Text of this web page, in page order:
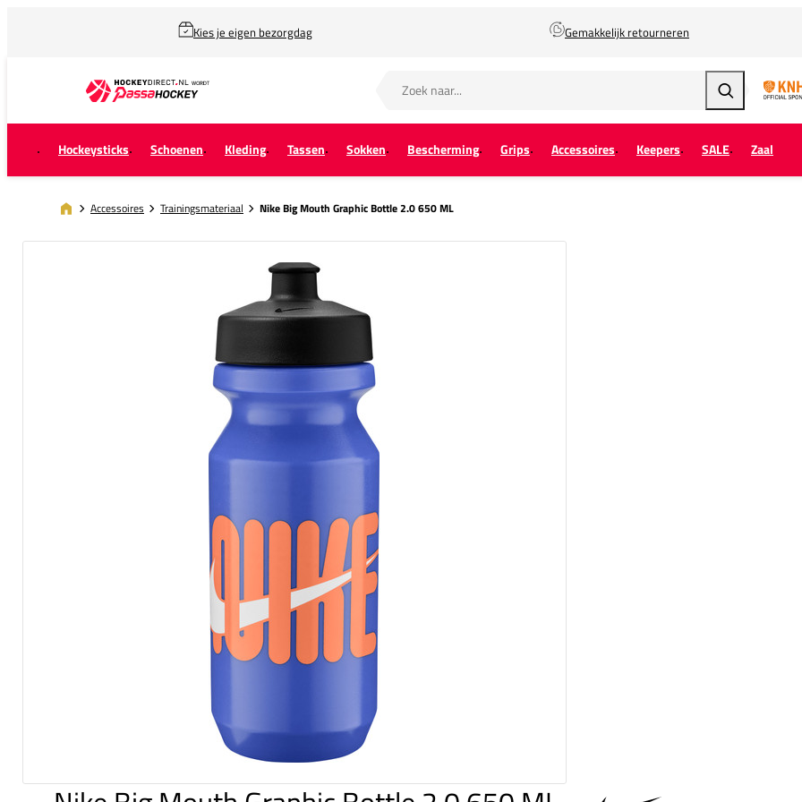
Kies je eigen bezorgdag Gemakkelijk retourneren
Zoeken
Hockeysticks Schoenen Kleding Tassen Sokken Bescherming Grips Accessoires Keepers SALE Zaal
Accessoires Trainingsmateriaal Nike Big Mouth Graphic Bottle 2.0 650 ML